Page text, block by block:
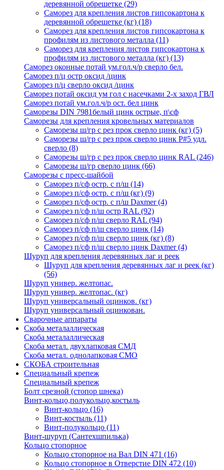
деревянной обрешетке (29)
Саморез для крепления листов гипсокартона к
деревянной обрешетке (кг) (18)
Саморез для крепления листов гипсокартона к
профилям из листового металла (11)
Саморез для крепления листов гипсокартона к
профилям из листового металла (кг) (13)
Саморез оконные потай ум.гол.ч/р сверло бел.
Саморез п/ц остр оксид /цинк
Саморез п/ц сверло оксид /цинк
Саморез потай оксид ум гол с насечками 2-х заход ГВЛ
Саморез потай ум.гол.ч/р ост. бел цинк
Саморезы DIN 7981белый цинк острые, п\сф
Саморезы для крепления кровельных материалов
Саморезы ш/гр с рез прок сверло цинк (кг) (5)
Саморезы ш/гр с рез прок сверло цинк P#5 удл.
сверло (8)
Саморезы ш/гр с рез прок сверло цинк RAL (246)
Саморезы ш/гр сверло цинк (66)
Саморезы с пресс-шайбой
Саморез п/сф остр. с п/ш (14)
Саморез п/сф остр. с п/ш (кг) (9)
Саморез п/сф остр. с п/ш Daxmer(4)
Саморез п/сф п/ш остр RAL (92)
Саморез п/сф п/ш сверло RAL (94)
Саморез п/сф п/ш сверло цинк (14)
Саморез п/сф п/ш сверло цинк (кг) (8)
Саморез п/сф п/ш сверло цинк Daxmer(4)
Шуруп для крепления деревянных лаг и реек
Шуруп для крепления деревянных лаг и реек (кг)
(56)
Шуруп универ. желтопас.
Шуруп универ. желтопас. (кг)
Шуруп универсальный оцинков. (кг)
Шуруп универсальный оцинкован.
Сварочные аппараты
Скоба металаллическая
Скоба металаллическая
Скоба метал. двухлапковая СМД
Скоба метал. однолапковая СМО
СКОБА строительная
Специальный крепеж
Специальный крепеж
Болт срезной (стопор шнека)
Винт-кольцо,полукольцо,костыль
Винт-кольцо (16)
Винт-костыль (11)
Винт-полукольцо (11)
Винт-шуруп (Сантехшпилька)
Кольцо стопорное
Кольцо cтопорное на Вал DIN 471 (16)
Кольцо стопорное в Отверстие DIN 472 (10)